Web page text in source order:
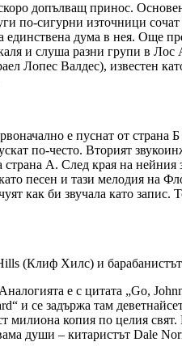
допълващ принос.
по-сигурни източници
единствена дума в нея. Още
и слуша разни групи в Лос
Лопес Валдес), известен
е пуснат от страна
по-често. Вторият
А. След края на нейния
песен и тази мелодия на
как би звучала като запис.
(Клиф Хилс) и
е с цитата „Go,
и се задържа там
милиона копия по целия свят.
души – китаристът Dale